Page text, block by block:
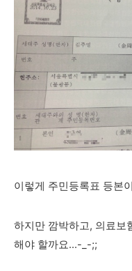
이렇게 주민등록표 등본
하지만 깜박하고, 의료보
해야 할까요...-_-;;